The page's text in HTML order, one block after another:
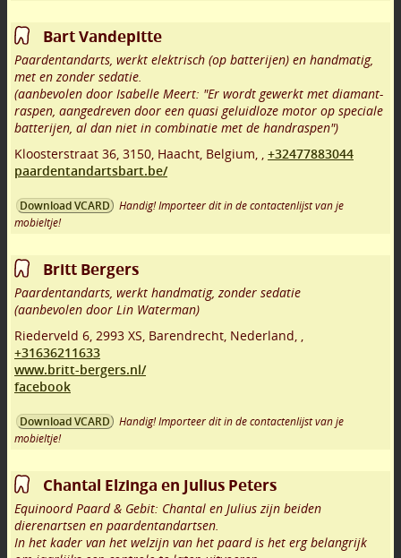
Bart Vandepitte
Paardentandarts, werkt elektrisch (op batterijen) en handmatig,
met en zonder sedatie.
(aanbevolen door Isabelle Meert: "Er wordt gewerkt met diamant-
raspen, aangedreven door een quasi geluidloze motor op speciale
batterijen, al dan niet in combinatie met de handraspen")
Kloosterstraat 36 3150 Haacht Belgium,
+32477883044
paardentandartsbart.be/
Download VCARD
Handig! Importeer dit in de contactenlijst van je
mobieltje!
Britt Bergers
Paardentandarts, werkt handmatig, zonder sedatie
(aanbevolen door Lin Waterman)
Riederveld 6 2993 XS Barendrecht Nederland,
+31636211633
www.britt-bergers.nl/
facebook
Download VCARD
Handig! Importeer dit in de contactenlijst van je
mobieltje!
Chantal Elzinga en Julius Peters
Equinoord Paard & Gebit: Chantal en Julius zijn beiden
dierenartsen en paardentandartsen.
In het kader van het welzijn van het paard is het erg belangrijk